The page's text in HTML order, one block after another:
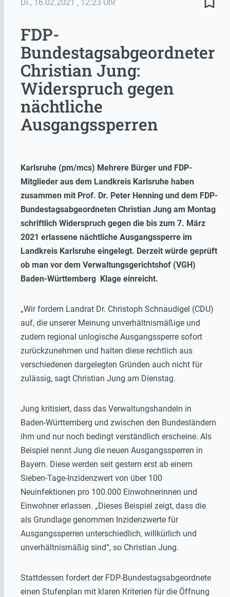
Di., 16.02.2021 , 12:23 Uhr
FDP-
Bundestagsabgeordneter
Christian Jung:
Widerspruch gegen
nächtliche
Ausgangssperren
Karlsruhe (pm/mcs) Mehrere Bürger und FDP-
Mitglieder aus dem Landkreis Karlsruhe haben
zusammen mit Prof. Dr. Peter Henning und dem FDP-
Bundestagsabgeordneten Christian Jung am Montag
schriftlich Widerspruch gegen die bis zum 7. März
2021 erlassene nächtliche Ausgangssperre im
Landkreis Karlsruhe eingelegt. Derzeit würde geprüft
ob man vor dem Verwaltungsgerichtshof (VGH)
Baden-Württemberg Klage einreicht.
„Wir fordern Landrat Dr. Christoph Schnaudigel (CDU)
auf, die unserer Meinung unverhältnismäßige und
zudem regional unlogische Ausgangssperre sofort
zurückzunehmen und halten diese rechtlich aus
verschiedenen dargelegten Gründen auch nicht für
zulässig, sagt Christian Jung am Dienstag.
Jung kritisiert, dass das Verwaltungshandeln in
Baden-Württemberg und zwischen den Bundesländern
ihm und nur noch bedingt verständlich erscheine. Als
Beispiel nennt Jung die neuen Ausgangssperren in
Bayern. Diese werden seit gestern erst ab einem
Sieben-Tage-Inzidenzwert von über 100
Neuinfektionen pro 100.000 Einwohnerinnen und
Einwohner erlassen. „Dieses Beispiel zeigt, dass die
als Grundlage genommen Inzidenzwerte für
Ausgangssperren unterschiedlich, willkürlich und
unverhältnismäßig sind“, so Christian Jung.
Stattdessen fordert der FDP-Bundestagsabgeordnete
einen Stufenplan mit klaren Kriterien für die Öffnung